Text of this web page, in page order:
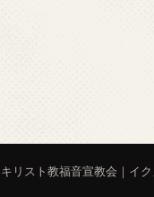
キリスト教福音宣教会｜イ